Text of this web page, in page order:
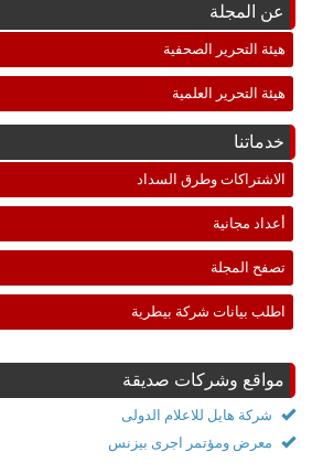
عن المجلة
هيئة التحرير الصحفية
هيئة التحرير العلمية
خدماتنا
الاشتراكات وطرق السداد
أعداد مجانية
تصفح المجلة
اطلب بيانات شركة بيطرية
مواقع وشركات صديقة
شركة هايل للاعلام الدولى
معرض ومؤتمر اجرى بيزنس